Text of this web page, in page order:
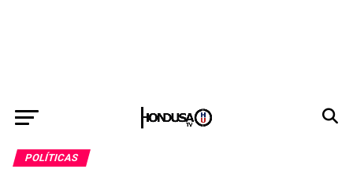
POLÍTICAS